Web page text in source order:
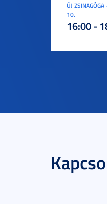
ÚJ
10.
16:00 -